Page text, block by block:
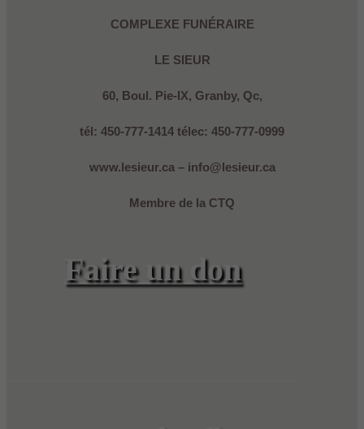
COMPLEXE FUNÉRAIRE
LE SIEUR
60, Boul. Pie-IX, Granby, Qc,
tél: 450-777-1414 télec: 450-777-0999
www.lesieur.ca – info@lesieur.ca
Membre de la CTQ
Faire un don